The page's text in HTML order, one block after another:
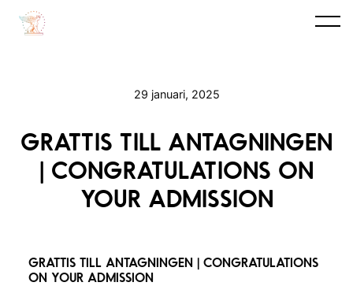
29 januari, 2025
GRATTIS TILL ANTAGNINGEN
| CONGRATULATIONS ON
YOUR ADMISSION
GRATTIS TILL ANTAGNINGEN | CONGRATULATIONS
ON YOUR ADMISSION